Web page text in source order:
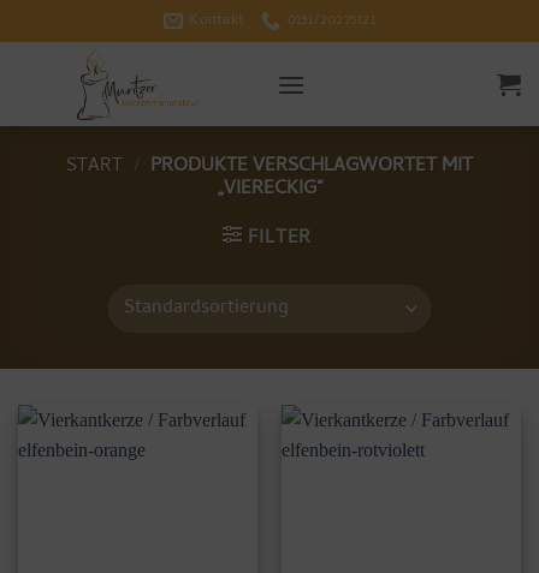
Inhalt
Kontakt 0151/20275121
START PRODUKTE VERSCHLAGWORTET MIT
„VIERECKIG“
FILTER